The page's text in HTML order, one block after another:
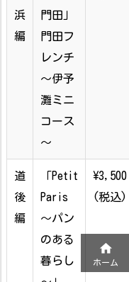
浜
編
門田」
門田フ
レンチ
～伊予
灘ミニ
コース
～
道
後
編
「Petit
Paris
～パン
のある
暮らし
\3,500
(税込)

ホーム